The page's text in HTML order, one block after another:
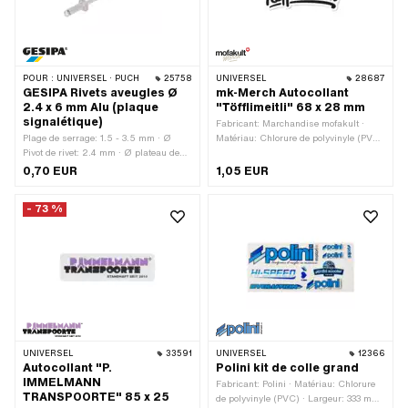
POUR : UNIVERSEL · PUCH 25758
GESIPA Rivets aveugles Ø
2.4 x 6 mm Alu (plaque
signalétique)
Plage de serrage: 1.5 - 3.5 mm · Ø
Pivot de rivet: 2.4 mm · Ø plateau de
rivetage: 4.6 mm · Fabricant: GESIPA ·
Longueur du rivet: 6.1 mm · Matériau:
trou: 2.5 mm
0,70 EUR
UNIVERSEL 28687
mk-Merch Autocollant
"Töfflimeitli" 68 x 28 mm
Fabricant: Marchandise mofakult ·
Matériau: Chlorure de polyvinyle (PVC)
Composition du verso: Colle ·
Résistance: Résistant aux UV ·
1,05 EUR
- 73 %
UNIVERSEL 33591
Autocollant "P.
IMMELMANN
TRANSPOORTE" 85 x 25
UNIVERSEL 12366
Polini kit de colle grand
Fabricant: Polini · Matériau: Chlorure
de polyvinyle (PVC) · Largeur: 333 mm